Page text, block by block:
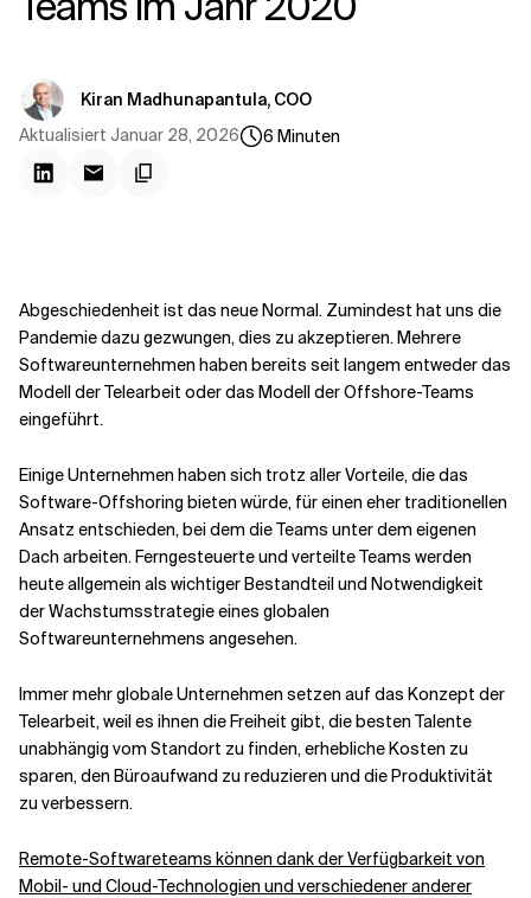
Verwandte Themen
Kiran Madhunapantula, COO
Aktualisiert Januar 28, 2026 6 Minuten
Abgeschiedenheit ist das neue Normal. Zumindest hat uns die
Pandemie dazu gezwungen, dies zu akzeptieren. Mehrere
Softwareunternehmen haben bereits seit langem entweder das
Modell der Telearbeit oder das Modell der Offshore-Teams
eingeführt.
Einige Unternehmen haben sich trotz aller Vorteile, die das
Software-Offshoring bieten würde, für einen eher traditionellen
Ansatz entschieden, bei dem die Teams unter dem eigenen
Dach arbeiten. Ferngesteuerte und verteilte Teams werden
heute allgemein als wichtiger Bestandteil und Notwendigkeit
der Wachstumsstrategie eines globalen
Softwareunternehmens angesehen.
Immer mehr globale Unternehmen setzen auf das Konzept der
Telearbeit, weil es ihnen die Freiheit gibt, die besten Talente
unabhängig vom Standort zu finden, erhebliche Kosten zu
sparen, den Büroaufwand zu reduzieren und die Produktivität
zu verbessern.
Remote-Softwareteams können dank der Verfügbarkeit von
Mobil- und Cloud-Technologien und verschiedener anderer